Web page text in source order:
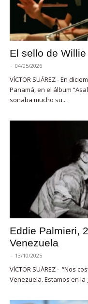
El sello de
- 04/05/2026
VÍCTOR SUÁREZ - En
Panamá, en el álbum
sonaba mucho su...
Eddie Palmieri,
Venezuela
- 13/10/2025
VÍCTOR SUÁREZ - “Nos
Venezuela. Estamos en